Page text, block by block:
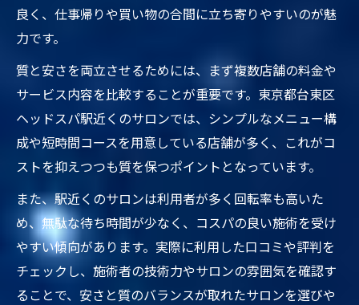
良く、仕事帰りや買い物の合間に立ち寄りやすいのが魅
力です。
質と安さを両立させるためには、まず複数店舗の料金や
サービス内容を比較することが重要です。東京都台東区
ヘッドスパ駅近くのサロンでは、シンプルなメニュー構
成や短時間コースを用意している店舗が多く、これがコ
ストを抑えつつも質を保つポイントとなっています。
また、駅近くのサロンは利用者が多く回転率も高いた
め、無駄な待ち時間が少なく、コスパの良い施術を受け
やすい傾向があります。実際に利用した口コミや評判を
チェックし、施術者の技術力やサロンの雰囲気を確認す
ることで、安さと質のバランスが取れたサロンを選びや